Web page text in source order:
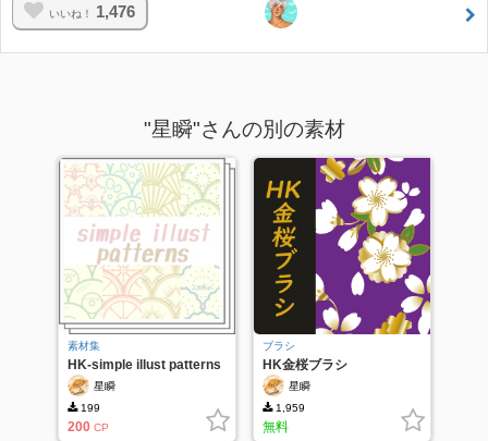
いいね！ 1,476
"星瞬"さんの別の素材
素材集
HK-simple illust patterns
星瞬
199
200 CP
ブラシ
HK金桜ブラシ
星瞬
1,959
無料